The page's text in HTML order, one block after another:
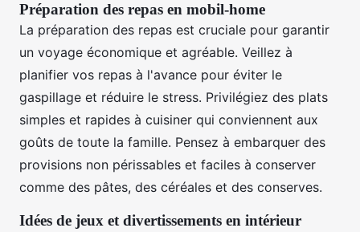
Préparation des repas en mobil-home
La préparation des repas est cruciale pour garantir
un voyage économique et agréable. Veillez à
planifier vos repas à l'avance pour éviter le
gaspillage et réduire le stress. Privilégiez des plats
simples et rapides à cuisiner qui conviennent aux
goûts de toute la famille. Pensez à embarquer des
provisions non périssables et faciles à conserver
comme des pâtes, des céréales et des conserves.
Idées de jeux et divertissements en intérieur